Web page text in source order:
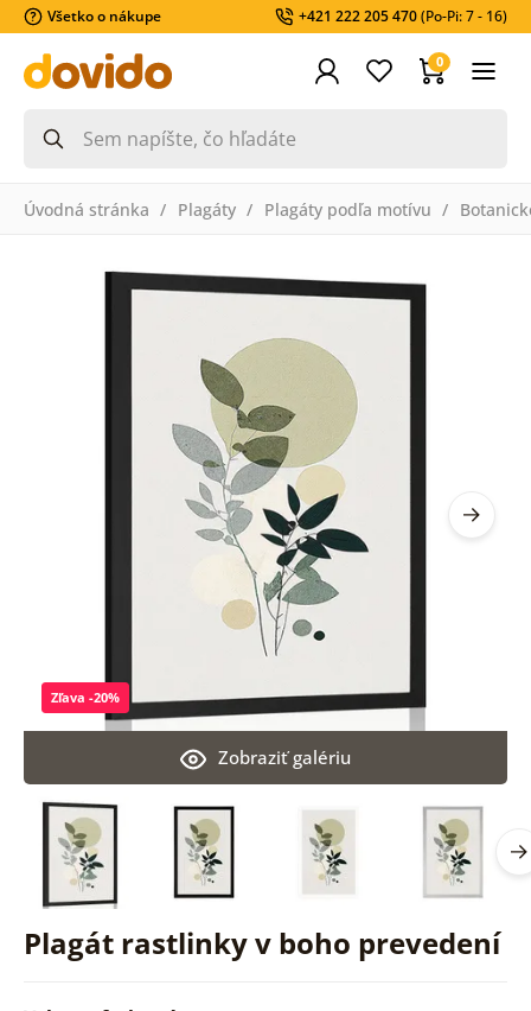
Všetko o nákupe +421 222 205 470(Po-Pi: 7 - 16)
0
Úvodná stránka Plagáty Plagáty podľa motívu
Plagát rastlinky v boho prevedení
Zobraziť galériu
Zľava -20%